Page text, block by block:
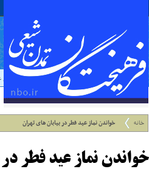
حدیث:امام علي
خانه خواندن نماز عید فطر در بیابان هاى تهران
خواندن نماز عید فطر در